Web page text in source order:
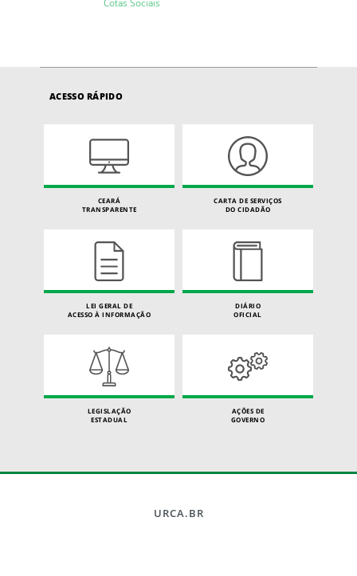
ACESSO RÁPIDO
CEARÁ
TRANSPARENTE
CARTA DE SERVIÇOS
DO CIDADÃO
LEI GERAL DE
ACESSO À INFORMAÇÃO
DIÁRIO
OFICIAL
LEGISLAÇÃO
ESTADUAL
AÇÕES DE
GOVERNO
URCA.BR